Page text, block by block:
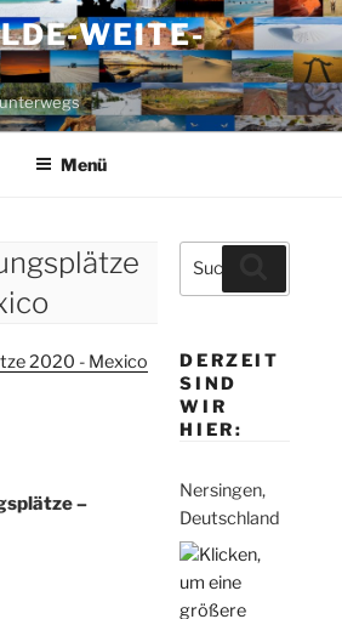
WEITE-
Menü
2020 - Mexico
–
Suche
nach:
DERZEIT
SIND
WIR
HIER:
Nersingen,
Deutschland